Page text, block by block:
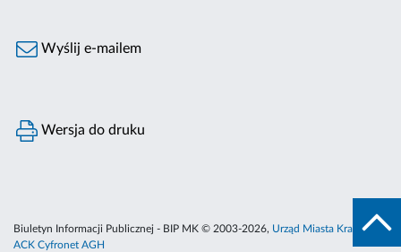
Wyślij e-mailem
Wersja do druku
Biuletyn Informacji Publicznej - BIP MK © 2003-2026, Urząd Miasta Krakowa
ACK Cyfronet AGH